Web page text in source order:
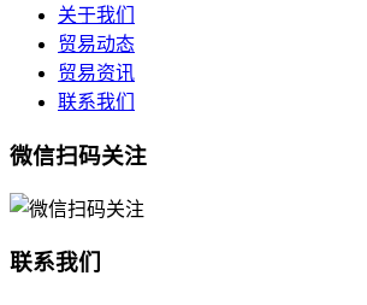
关于我们
贸易动态
贸易资讯
联系我们
微信扫码关注
联系我们